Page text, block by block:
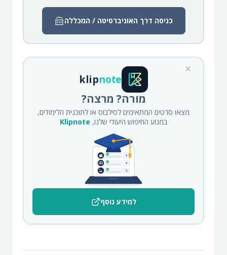
כניסה דרך האוניברסיטה / המכללה
klipnote
מורה? מרצה?
מצאו סרטים המתאימים לסילבוס או לתוכנית הלימודים,
במנוע החיפוש היעודי שלנו, Klipnote
למידע נוסף